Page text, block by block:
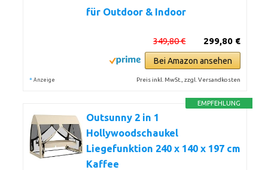
für Outdoor & Indoor
299,80 €
349,80 €
Bei Amazon ansehen
* Anzeige Preis inkl. MwSt., zzgl. Versandkosten
EMPFEHLUNG
Outsunny 2 in 1
Hollywoodschaukel
Liegefunktion 240 x 140 x 197 cm
Kaffee